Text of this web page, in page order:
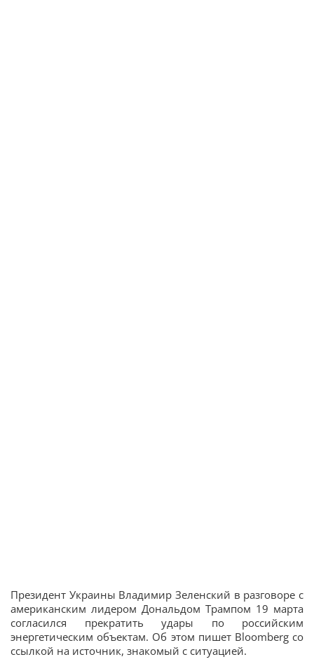
Президент Украины Владимир Зеленский в разговоре с
американским лидером Дональдом Трампом 19 марта
согласился прекратить удары по российским
энергетическим объектам. Об этом пишет Bloomberg со
ссылкой на источник, знакомый с ситуацией.